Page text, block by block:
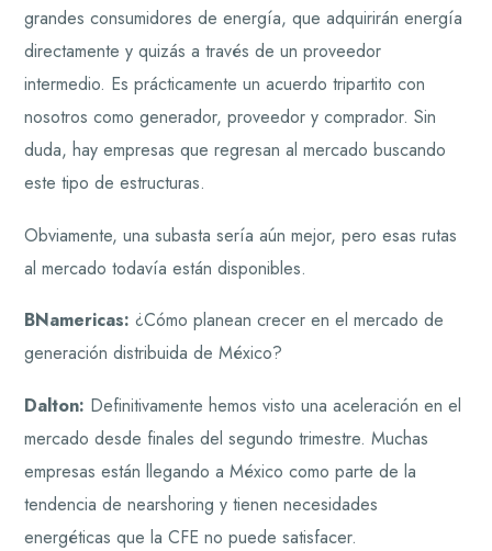
grandes consumidores de energía, que adquirirán energía
directamente y quizás a través de un proveedor
intermedio. Es prácticamente un acuerdo tripartito con
nosotros como generador, proveedor y comprador. Sin
duda, hay empresas que regresan al mercado buscando
este tipo de estructuras.
Obviamente, una subasta sería aún mejor, pero esas rutas
al mercado todavía están disponibles.
BNamericas: ¿Cómo planean crecer en el mercado de
generación distribuida de México?
Dalton: Definitivamente hemos visto una aceleración en el
mercado desde finales del segundo trimestre. Muchas
empresas están llegando a México como parte de la
tendencia de nearshoring y tienen necesidades
energéticas que la CFE no puede satisfacer.